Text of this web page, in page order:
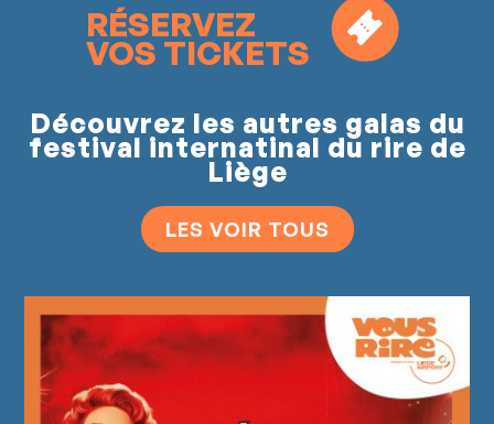
RÉSERVEZ
VOS TICKETS
Découvrez les autres galas du
festival internatinal du rire de
Liège
LES VOIR TOUS